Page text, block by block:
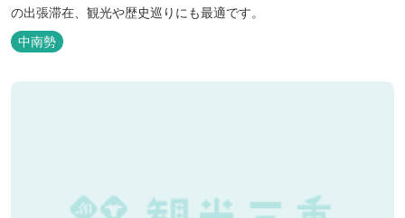
の出張滞在、観光や歴史巡りにも最適です。
中南勢